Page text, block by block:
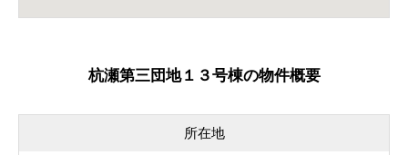
杭瀬第三団地１３号棟の物件概要
所在地